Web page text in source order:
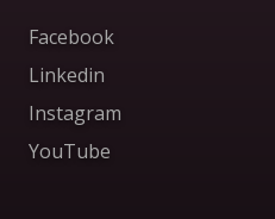
Facebook
Linkedin
Instagram
YouTube